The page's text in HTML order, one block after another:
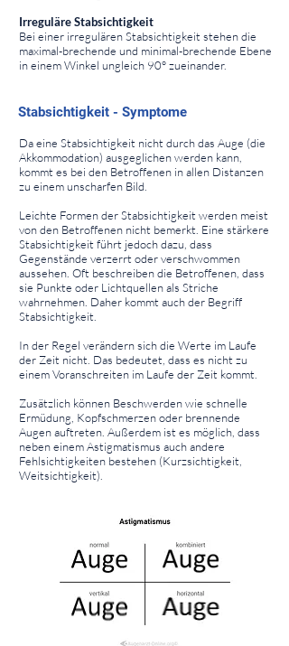
Irreguläre Stabsichtigkeit
Bei einer irregulären Stabsichtigkeit stehen die
maximal-brechende und minimal-brechende Ebene
in einem Winkel ungleich 90° zueinander.
Stabsichtigkeit - Symptome
Da eine Stabsichtigkeit nicht durch das Auge (die
Akkommodation) ausgeglichen werden kann,
kommt es bei den Betroffenen in allen Distanzen
zu einem unscharfen Bild.
Leichte Formen der Stabsichtigkeit werden meist
von den Betroffenen nicht bemerkt. Eine stärkere
Stabsichtigkeit führt jedoch dazu, dass
Gegenstände verzerrt oder verschwommen
aussehen. Oft beschreiben die Betroffenen, dass
sie Punkte oder Lichtquellen als Striche
wahrnehmen. Daher kommt auch der Begriff
Stabsichtigkeit.
In der Regel verändern sich die Werte im Laufe
der Zeit nicht. Das bedeutet, dass es nicht zu
einem Voranschreiten im Laufe der Zeit kommt.
Zusätzlich können Beschwerden wie schnelle
Ermüdung, Kopfschmerzen oder brennende
Augen auftreten. Außerdem ist es möglich, dass
neben einem Astigmatismus auch andere
Fehlsichtigkeiten bestehen (Kurzsichtigkeit,
Weitsichtigkeit).